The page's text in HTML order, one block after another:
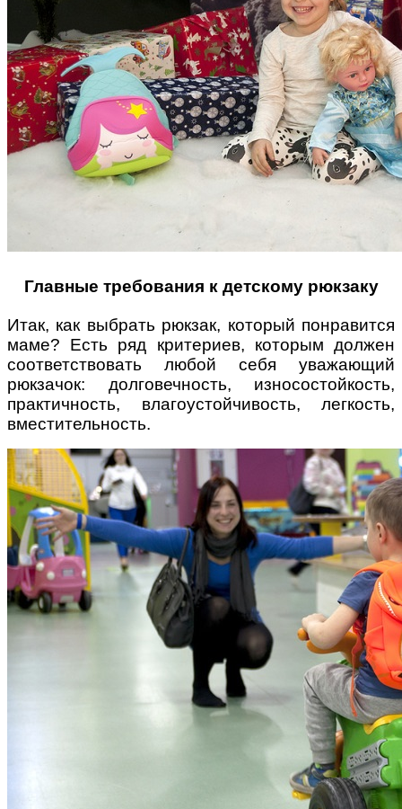
Поради багатодітної мами:
особистісний розвиток в
декреті
Ми запитали у зіркових
мам, яка вона - мамаWOW
Главные требования к детскому рюкзаку
Итак, как выбрать рюкзак, который понравится
маме? Есть ряд критериев, которым должен
соответствовать любой себя уважающий
рюкзачок: долговечность, износостойкость,
практичность, влагоустойчивость, легкость,
вместительность.